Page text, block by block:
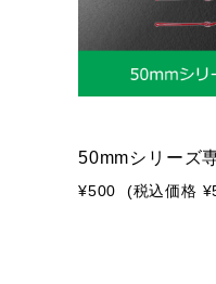
50mmシリーズ
¥500 (税込価格